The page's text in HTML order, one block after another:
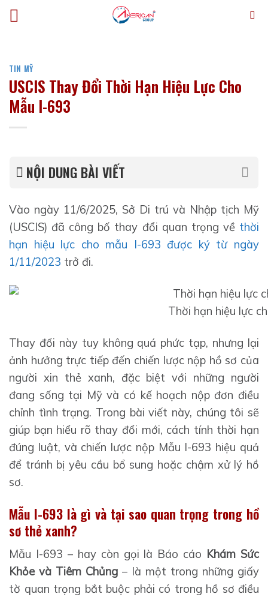
Bỏ
qua
TIN MỸ
USCIS Thay Đổi Thời Hạn Hiệu Lực Cho
Mẫu I-693
NỘI DUNG BÀI VIẾT
Vào ngày 11/6/2025, Sở Di trú và Nhập tịch Mỹ
(USCIS) đã công bố thay đổi quan trọng về thời
hạn hiệu lực cho mẫu I-693 được ký từ ngày
1/11/2023 trở đi.
Thời hạn hiệu lực
Thay đổi này tuy không quá phức tạp, nhưng lại
ảnh hưởng trực tiếp đến chiến lược nộp hồ sơ của
người xin thẻ xanh, đặc biệt với những người
đang sống tại Mỹ và có kế hoạch nộp đơn điều
chỉnh tình trạng. Trong bài viết này, chúng tôi sẽ
giúp bạn hiểu rõ thay đổi mới, cách tính thời hạn
đúng luật, và chiến lược nộp Mẫu I-693 hiệu quả
để tránh bị yêu cầu bổ sung hoặc chậm xử lý hồ
sơ.
Mẫu I-693 là gì và tại sao quan trọng trong hồ
sơ thẻ xanh?
Mẫu I-693 – hay còn gọi là Báo cáo Khám Sức
Khỏe và Tiêm Chủng– là một trong những giấy
tờ quan trọng bắt buộc phải có trong hồ sơ điều